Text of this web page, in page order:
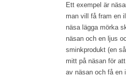
Ett exempel är
man vill få fram en
näsa lägga mörka
näsan och en ljus
sminkprodukt (en
mitt på näsan för
av näsan och få en